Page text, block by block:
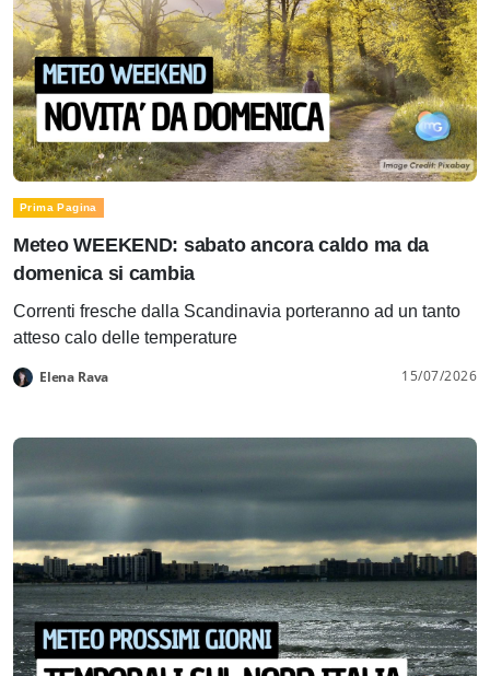
Prima Pagina
Meteo WEEKEND: sabato ancora caldo ma da
domenica si cambia
Correnti fresche dalla Scandinavia porteranno ad un tanto
atteso calo delle temperature
Elena Rava 15/07/2026